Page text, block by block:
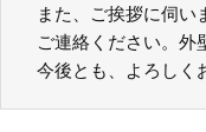
また、ご挨拶に伺い
ご連絡ください。外
今後とも、よろしく